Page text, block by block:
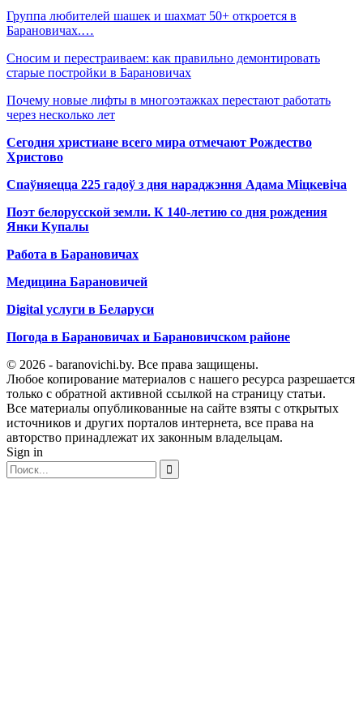
Группа любителей шашек и шахмат 50+ откроется в
Барановичах.…
Сносим и перестраиваем: как правильно демонтировать
старые постройки в Барановичах
Почему новые лифты в многоэтажках перестают работать
через несколько лет
Сегодня христиане всего мира отмечают Рождество
Христово
Спаўняецца 225 гадоў з дня нараджэння Адама Міцкевіча
Поэт белорусской земли. К 140-летию со дня рождения
Янки Купалы
Работа в Барановичах
Медицина Барановичей
Digital услуги в Беларуси
Погода в Барановичах и Барановичском районе
© 2026 - baranovichi.by. Все права защищены.
Любое копирование материалов с нашего ресурса разрешается
только с обратной активной ссылкой на страницу статьи.
Все материалы опубликованные на сайте взяты с открытых
источников и других порталов интернета, все права на
авторство принадлежат их законным владельцам.
Sign in